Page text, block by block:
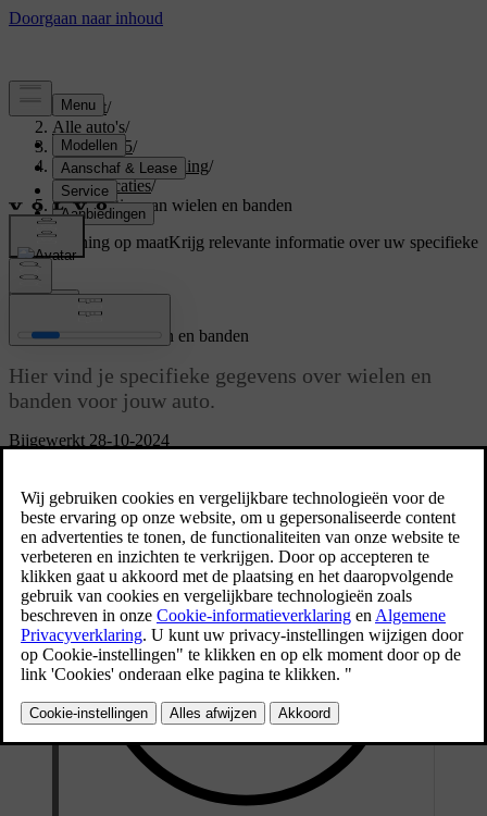
Support/
Alle auto's/
EX40 2025/
Gebruikershandleiding/
Specificaties/
Specificaties van wielen en banden
Ondersteuning op maatKrijg relevante informatie over uw specifieke
auto.
Bijgewerkt 28-10-2024
Specificaties van wielen en banden
Hier vind je specifieke gegevens over wielen en
banden voor jouw auto.